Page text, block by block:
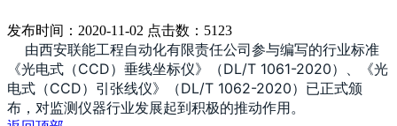
发布时间：2020-11-02 点击数：5123
由西安联能工程自动化有限责任公司参与编写的行业标准
《光电式（CCD）垂线坐标仪》（DL/T 1061-2020）、《光
电式（CCD）引张线仪》（DL/T 1062-2020）已正式颁
布，对监测仪器行业发展起到积极的推动作用。